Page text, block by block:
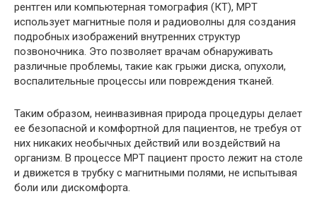
рентген или компьютерная томография (КТ), МРТ
использует магнитные поля и радиоволны для создания
подробных изображений внутренних структур
позвоночника. Это позволяет врачам обнаруживать
различные проблемы, такие как грыжи диска, опухоли,
воспалительные процессы или повреждения тканей.
Таким образом, неинвазивная природа процедуры делает
ее безопасной и комфортной для пациентов, не требуя от
них никаких необычных действий или воздействий на
организм. В процессе МРТ пациент просто лежит на столе
и движется в трубку с магнитными полями, не испытывая
боли или дискомфорта.